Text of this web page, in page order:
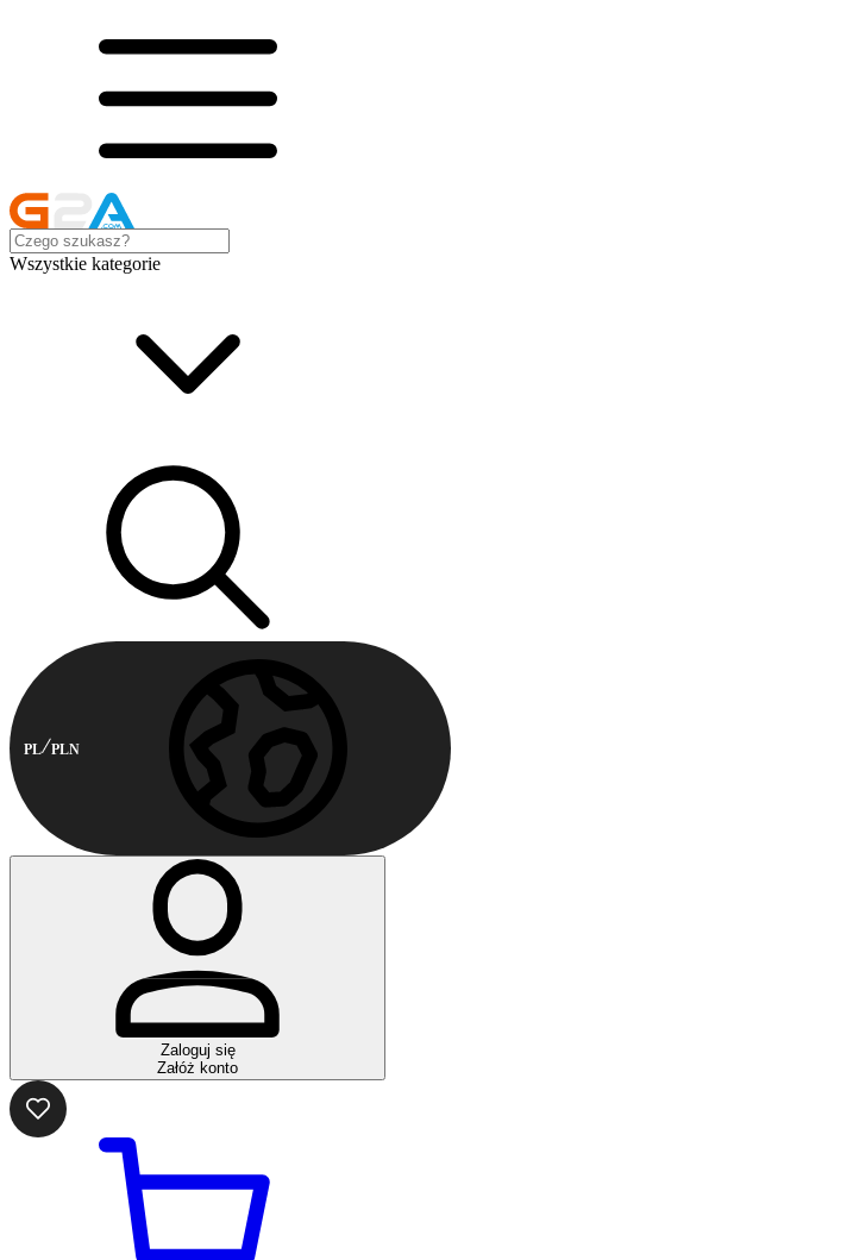
Wszystkie kategorie
PL PLN
Zaloguj się
Załóż konto